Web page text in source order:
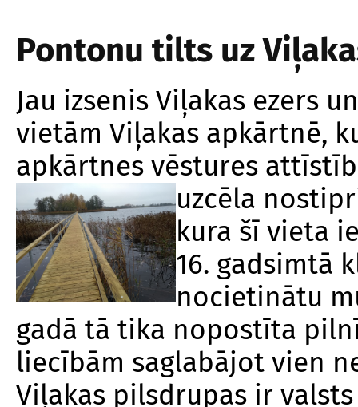
Pontonu tilts uz
Jau izsenis Viļakas ezers
vietām Viļakas apkārtnē,
apkārtnes vēstures
uzcēla
kura šī vieta
16. gadsimtā
nocietinātu
gadā tā tika nopostīta
liecībām saglabājot vien
Viļakas pilsdrupas ir